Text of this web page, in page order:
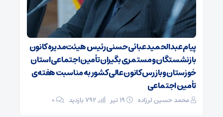
پیام عبدالحمید عبائی حسنی رئیس هیئت‌مدیره کانون
بازنشستگان ومستمری بگیران تأمین اجتماعی استان
خوزستان وبازرس کانون عالی کشور به مناسبت هفته‌ی
تأمین اجتماعی
محمد حسین لرزاده ۰